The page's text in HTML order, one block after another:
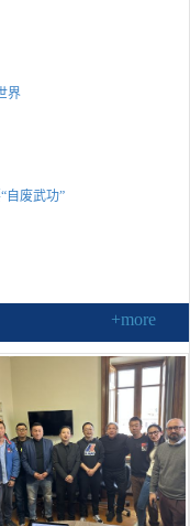
界
自废武功”
+more